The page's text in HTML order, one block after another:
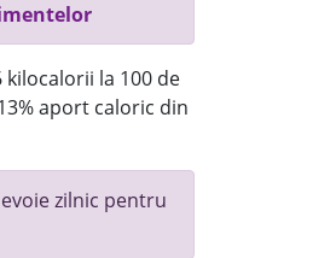
la 100 de
aport caloric din
zilnic pentru